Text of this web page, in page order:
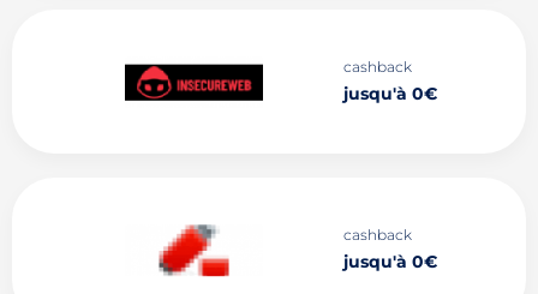
cashback
jusqu'à 0€
cashback
jusqu'à 0€